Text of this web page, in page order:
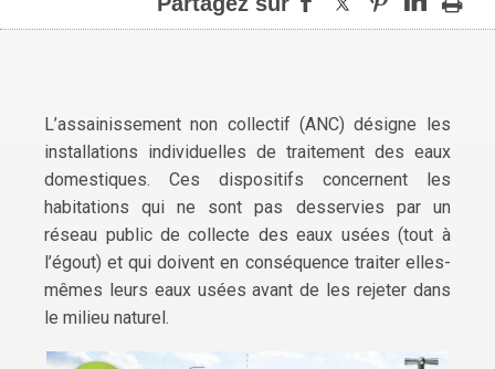
L’assainissement non collectif (ANC) désigne les
installations individuelles de traitement des eaux
domestiques. Ces dispositifs concernent les
habitations qui ne sont pas desservies par un
réseau public de collecte des eaux usées (tout à
l’égout) et qui doivent en conséquence traiter elles-
mêmes leurs eaux usées avant de les rejeter dans
le milieu naturel.